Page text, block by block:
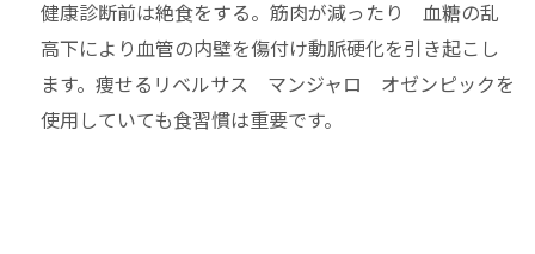
健康診断前は絶食をする。筋肉が減ったり 血糖の乱
高下により血管の内壁を傷付け動脈硬化を引き起こし
ます。痩せるリベルサス マンジャロ オゼンピックを
使用していても食習慣は重要です。